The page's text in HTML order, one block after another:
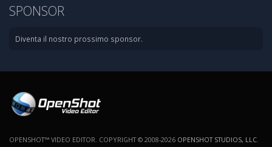
SPONSOR
Diventa il nostro prossimo sponsor.
OPENSHOT™ VIDEO EDITOR. COPYRIGHT © 2008-2026 OPENSHOT STUDIOS, LLC